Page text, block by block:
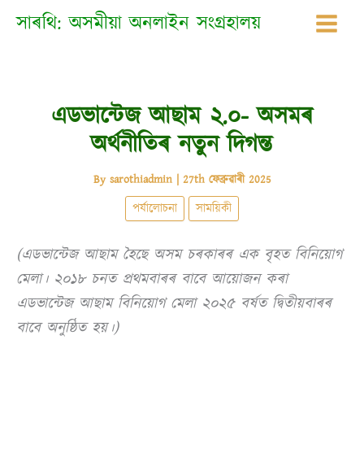
সাৰথি: অসমীয়া অনলাইন সংগ্ৰহালয়
এডভান্টেজ আছাম ২.০- অসমৰ
অৰ্থনীতিৰ নতুন দিগন্ত
By sarothiadmin | 27th ফেব্ৰুৱাৰী 2025
পৰ্যালোচনা সাময়িকী
(এডভান্টেজ আছাম হৈছে অসম চৰকাৰৰ এক বৃহত বিনিয়োগ
মেলা। ২০১৮ চনত প্ৰথমবাৰৰ বাবে আয়োজন কৰা
এডভান্টেজ আছাম বিনিয়োগ মেলা ২০২৫ বৰ্ষত দ্বিতীয়বাৰৰ
বাবে অনুষ্ঠিত হয়।)